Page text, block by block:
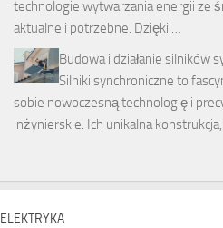
technologie wytwarzania energii ze
aktualne i potrzebne. Dzięki …
Budowa i działanie silników
Silniki synchroniczne to
sobie nowoczesną technologię i
inżynierskie. Ich unikalna
ELEKTRYKA